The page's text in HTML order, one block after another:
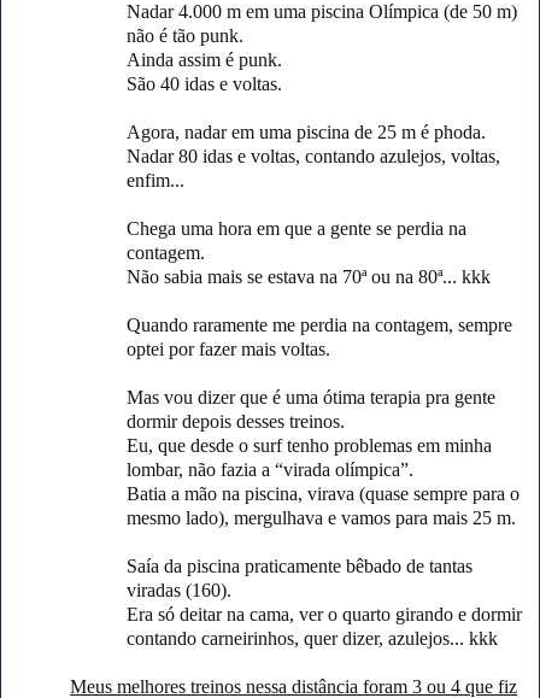
Nadar 4.000 m em uma piscina Olímpica (de 50 m)
não é tão punk.
Ainda assim é punk.
São 40 idas e voltas.
Agora, nadar em uma piscina de 25 m é phoda.
Nadar 80 idas e voltas, contando azulejos, voltas,
enfim...
Chega uma hora em que a gente se perdia na
contagem.
Não sabia mais se estava na 70ª ou na 80ª... kkk
Quando raramente me perdia na contagem,sempre
optei por fazer mais voltas.
Mas vou dizer que é uma ótima terapia pra gente
dormir depois desses treinos.
Eu, que desde o surf tenho problemas em minha
lombar, não fazia a “virada olímpica”.
Batia a mão na piscina, virava (quase sempre para o
mesmo lado), mergulhava e vamos para mais 25 m.
Saía da piscina praticamente bêbado de tantas
viradas (160).
Era só deitar na cama, ver o quarto girando e dormir
contando carneirinhos, quer dizer, azulejos... kkk
Meus melhores treinos nessa distância foram 3 ou 4 que fiz